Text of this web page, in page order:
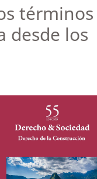
términos
desde los